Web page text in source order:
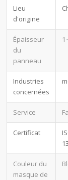
Lieu
d'origine
Épaisseur
du
panneau
Industries
concernées
Service
Certificat
Couleur du
masque de